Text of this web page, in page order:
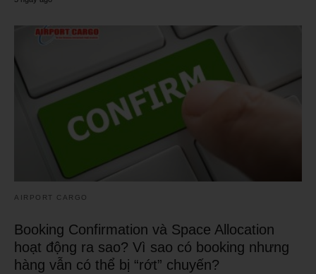
AIRPORT CARGO
Booking Confirmation và Space Allocation
hoạt động ra sao? Vì sao có booking nhưng
hàng vẫn có thể bị “rớt” chuyến?